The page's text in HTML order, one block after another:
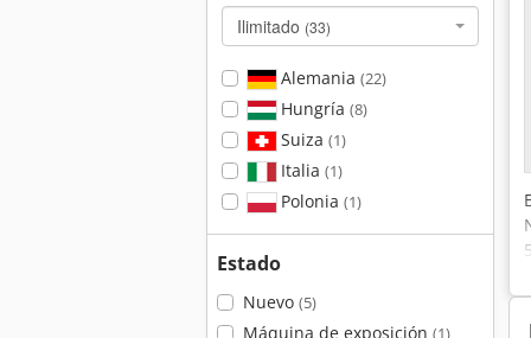
Ilimitado (33)
Alemania (22)
Hungría (8)
Suiza (1)
Italia (1)
Polonia (1)
Estado
Nuevo (5)
Máquina de exposición (1)